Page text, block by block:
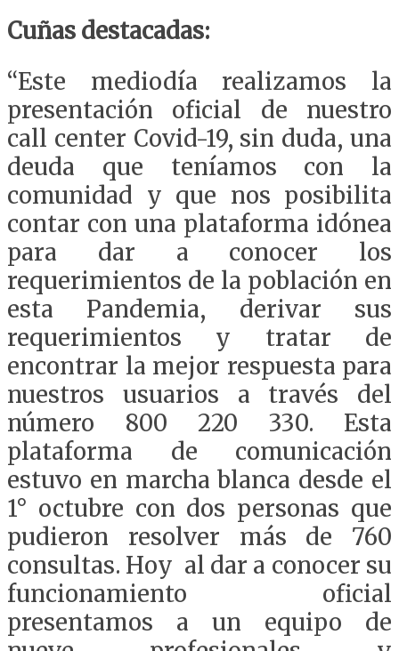
Cuñas destacadas:
“Este mediodía realizamos la
presentación oficial de nuestro
call center Covid-19, sin duda, una
deuda que teníamos con la
comunidad y que nos posibilita
contar con una plataforma idónea
para dar a conocer los
requerimientos de la población en
esta Pandemia, derivar sus
requerimientos y tratar de
encontrar la mejor respuesta para
nuestros usuarios a través del
número 800 220 330. Esta
plataforma de comunicación
estuvo en marcha blanca desde el
1° octubre con dos personas que
pudieron resolver más de 760
consultas. Hoy al dar a conocer su
funcionamiento oficial
presentamos a un equipo de